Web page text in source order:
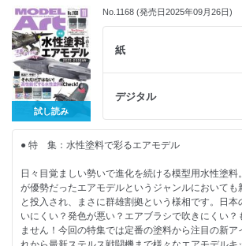
・ブックレビュー
・リーダーズクラブ
2025.12.25発売
B5判 144ページ
【特別記事】
・第63回 全日本模型ホビーショー詳報
・再び鳴り始めたホンダの「前奏曲」
Honda プレリュードXX & Honda プレリュード（
座間隆宏
【NEW KIT REVIEW】
・トヨタ ソアラ（Z20）後期型 3.0GT-リミテッド
1/24：Ken-1
ル タメオ1/43：QNH77.7
・ USS インディペンデンス CVL-22 ｢通常版｣ ヴ
村田博章
【連 載】
・MA色彩ゼミナール
海上自衛隊 ヘリコプター搭載護衛艦 ひゅうが ア
ラス
・リニューアル後のMr.マークセッター/ソフターを再
・各社マテリアルを一挙に紹介 Material for Decal
・あったら嬉しい、役に立つツールをご紹介
・狭長デカールを攻略してエアライナーを作る!
スカイマーク ボーイング 737-800 ハセガワ1/200
・Ken-1氏が解説! ストライプデカール貼り付けの極
・立体造形もお手の物 3Dデカールのススメ
ポルシェ 962C イェーガーマイスター タミヤ1/24
・剥離デカール&インレタ マーキングのアレコレ
【特別記事】
・実機/模型 二つの面から見るXB-70Aヴァルキリー
（hamaken）
試し読み
No.1168 (発売日2025年09月26日)
紙
デジタル
● 特 集：水性塗料で彩るエアモデル
日々目覚ましい勢いで進化を続ける模型用水性塗
が優勢だったエアモデルというジャンルにおいても
と投入され、まさに群雄割拠という様相です。日本
いにくい？発色が悪い？エアブラシで吹きにくい？
ません！今回の特集では定番の塗料から注目の新ア